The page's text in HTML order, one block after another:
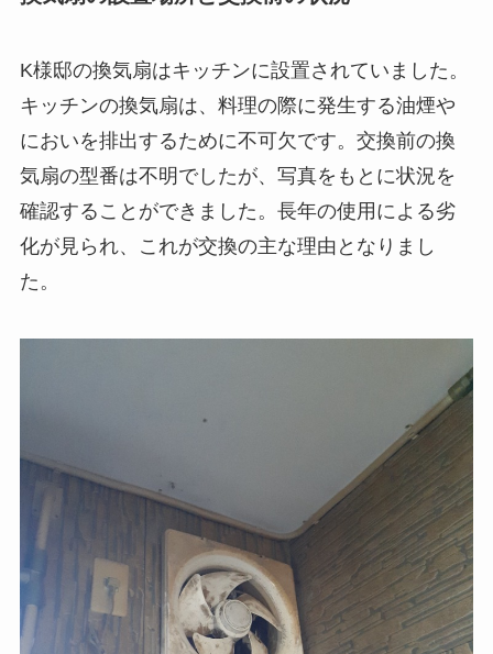
K様邸の換気扇はキッチンに設置されていました。
キッチンの換気扇は、料理の際に発生する油煙や
においを排出するために不可欠です。交換前の換
気扇の型番は不明でしたが、写真をもとに状況を
確認することができました。長年の使用による劣
化が見られ、これが交換の主な理由となりまし
た。